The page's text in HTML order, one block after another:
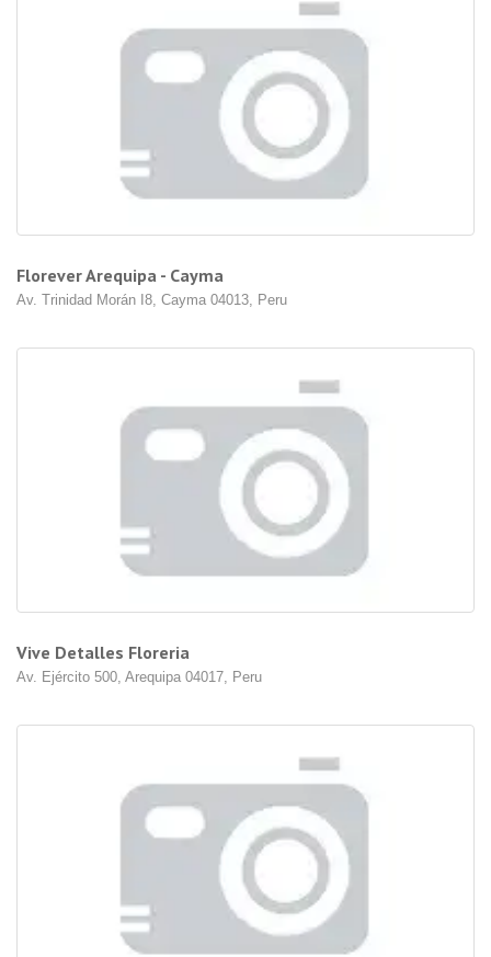
Florever Arequipa - Cayma
Av. Trinidad Morán I8, Cayma 04013, Peru
Vive Detalles Floreria
Av. Ejército 500, Arequipa 04017, Peru